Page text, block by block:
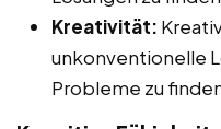
Kreativität:
unkonventionelle
Probleme zu